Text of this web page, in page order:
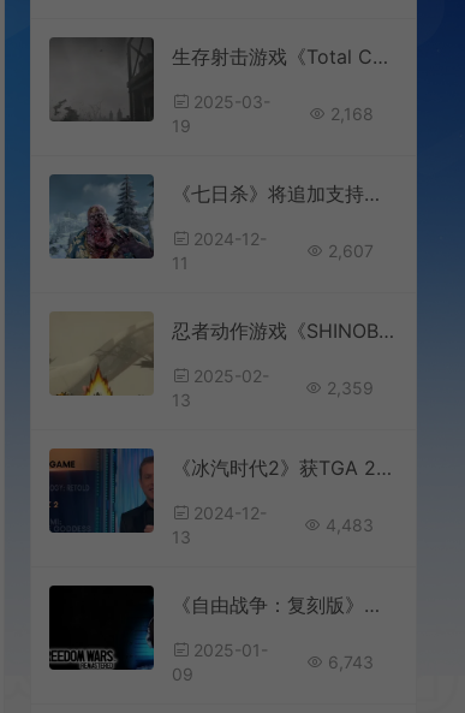
生存射击游戏《Total Chaos》Steam试玩发布
2025-03-
19
2,168
《七日杀》将追加支持主机PC跨平台联机
2024-12-
11
2,607
忍者动作游戏《SHINOBI 反攻的斩击》Steam页面上线
2025-02-
13
2,359
《冰汽时代2》获TGA 2024最佳策略/模拟游戏奖
2024-12-
13
4,483
《自由战争：复刻版》多平台已发售 PC版将延迟一天
2025-01-
09
6,743